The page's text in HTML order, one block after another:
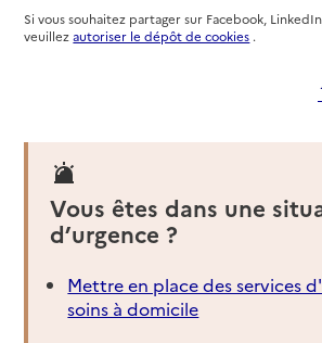
Si vous souhaitez partager sur Facebook,
veuillezautoriser le dépôt de cookies .
Vous êtes dans une
d’urgence ?
Mettre en place des services
soins à domicile